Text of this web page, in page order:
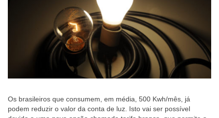
Os brasileiros que consumem, em média, 500 Kwh/mês, já
podem reduzir o valor da conta de luz. Isto vai ser possível